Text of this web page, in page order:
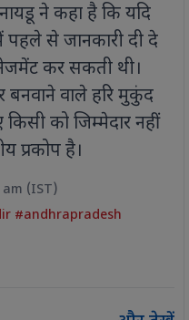
ने कहा है कि यदि
पहले से जानकारी दी दे
कर सकती थी।
बनवाने वाले हरि मुकुंद
को जिम्मेदार नहीं
प्रकोप है।
am (IST)
#andhrapradesh